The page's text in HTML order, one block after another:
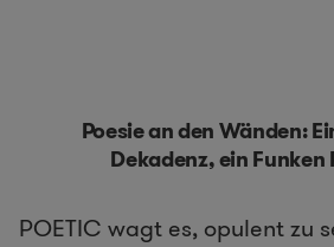
Poesie an den Wänden:
Dekadenz, ein Funken
POETIC wagt es, opulent zu